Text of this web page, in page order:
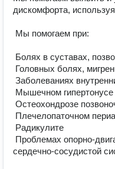
дискомфорта,
сердечно-сосудистой